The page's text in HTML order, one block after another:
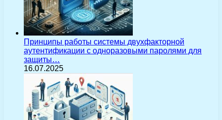
Принципы работы системы двухфакторной
аутентификации с одноразовыми паролями для
защиты…
16.07.2025